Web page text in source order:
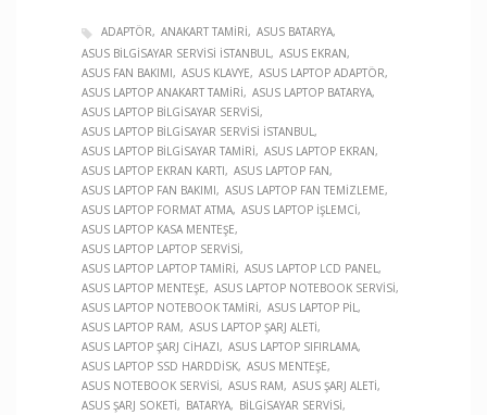
ADAPTÖR ANAKART TAMIRI
ASUS BATARYA
ASUS BILGISAYAR SERVISI İSTANBUL ASUS EKRAN
ASUS FAN BAKIMI
ASUS KLAVYE
ASUS LAPTOP ADAPTÖR
ASUS LAPTOP ANAKART TAMIRI
ASUS LAPTOP BATARYA
ASUS LAPTOP BILGISAYAR SERVISI
ASUS LAPTOP BILGISAYAR SERVISI İSTANBUL
ASUS LAPTOP BILGISAYAR TAMIRI
ASUS LAPTOP EKRAN
ASUS LAPTOP EKRAN KARTI
ASUS LAPTOP FAN
ASUS LAPTOP FAN BAKIMI
ASUS LAPTOP FAN TEMIZLEME
ASUS LAPTOP FORMAT ATMA ASUS LAPTOP İŞLEMCI
ASUS LAPTOP KASA MENTEŞE
ASUS LAPTOP LAPTOP SERVISI
ASUS LAPTOP LAPTOP TAMIRI
ASUS LAPTOP LCD PANEL
ASUS LAPTOP MENTEŞE
ASUS LAPTOP NOTEBOOK SERVISI
ASUS LAPTOP NOTEBOOK TAMIRI
ASUS LAPTOP PIL
ASUS LAPTOP RAM
ASUS LAPTOP ŞARJ ALETI
ASUS LAPTOP ŞARJ CIHAZI
ASUS LAPTOP SIFIRLAMA
ASUS LAPTOP SSD HARDDISK ASUS MENTEŞE
ASUS NOTEBOOK SERVISI
ASUS RAM
ASUS ŞARJ ALETI
ASUS ŞARJ SOKETI
BATARYA
BILGISAYAR SERVISI